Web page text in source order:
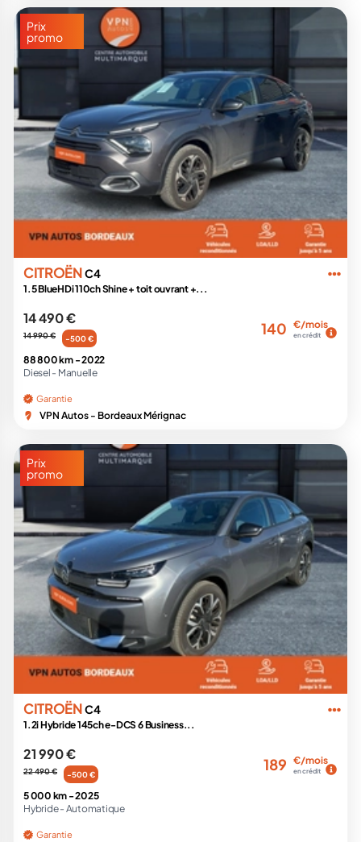
Prix
promo
CITROËNC4
1.5 BlueHDi 110ch Shine + toit ouvrant +...
14 490 €
14 990 € -500 €
140 €/mois
en crédit
88 800 km -2022
Diesel - Manuelle
Garantie
VPN Autos - Bordeaux Mérignac
Prix
promo
CITROËNC4
1.2i Hybride 145ch e-DCS 6 Business...
21 990 €
22 490 € -500 €
189 €/mois
en crédit
5 000 km -2025
Hybride - Automatique
Garantie